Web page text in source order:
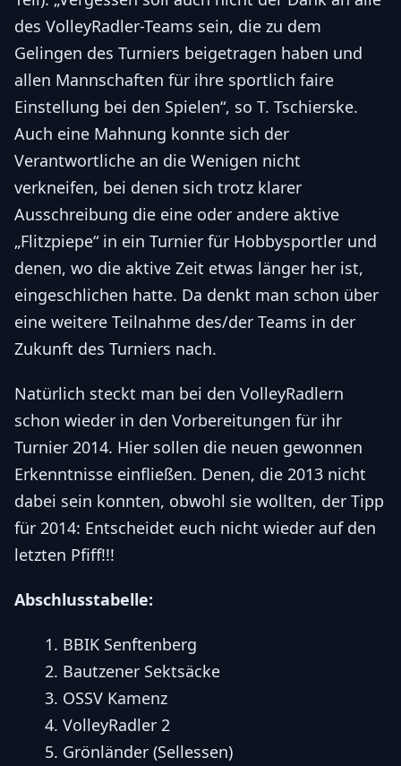
des VolleyRadler-Teams sein, die zu dem
Gelingen des Turniers beigetragen haben und
allen Mannschaften für ihre sportlich faire
Einstellung bei den Spielen“, so T. Tschierske.
Auch eine Mahnung konnte sich der
Verantwortliche an die Wenigen nicht
verkneifen, bei denen sich trotz klarer
Ausschreibung die eine oder andere aktive
„Flitzpiepe“ in ein Turnier für Hobbysportler und
denen, wo die aktive Zeit etwas länger her ist,
eingeschlichen hatte. Da denkt man schon über
eine weitere Teilnahme des/der Teams in der
Zukunft des Turniers nach.
Natürlich steckt man bei den VolleyRadlern
schon wieder in den Vorbereitungen für ihr
Turnier 2014. Hier sollen die neuen gewonnen
Erkenntnisse einfließen. Denen, die 2013 nicht
dabei sein konnten, obwohl sie wollten, der Tipp
für 2014: Entscheidet euch nicht wieder auf den
letzten Pfiff!!!
Abschlusstabelle:
BBIK Senftenberg
Bautzener Sektsäcke
OSSV Kamenz
VolleyRadler 2
Grönländer (Sellessen)